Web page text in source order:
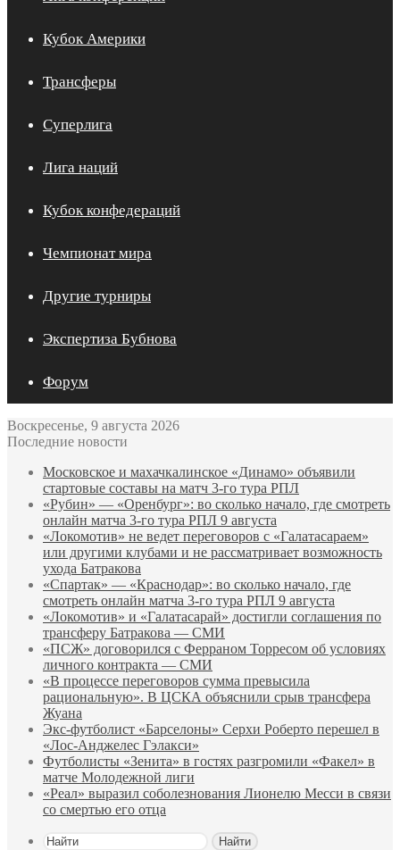
Кубок Америки
Трансферы
Суперлига
Лига наций
Кубок конфедераций
Чемпионат мира
Другие турниры
Экспертиза Бубнова
Форум
Воскресенье, 9 августа 2026
Последние новости
Московское и махачкалинское «Динамо» объявили
стартовые составы на матч 3‑го тура РПЛ
«Рубин» — «Оренбург»: во сколько начало, где смотреть
онлайн матча 3‑го тура РПЛ 9 августа
«Локомотив» не ведет переговоров с «Галатасараем»
или другими клубами и не рассматривает возможность
ухода Батракова
«Спартак» — «Краснодар»: во сколько начало, где
смотреть онлайн матча 3‑го тура РПЛ 9 августа
«Локомотив» и «Галатасарай» достигли соглашения по
трансферу Батракова — СМИ
«ПСЖ» договорился с Ферраном Торресом об условиях
личного контракта — СМИ
«В процессе переговоров сумма превысила
рациональную». В ЦСКА объяснили срыв трансфера
Жуана
Экс‑футболист «Барселоны» Серхи Роберто перешел в
«Лос‑Анджелес Гэлакси»
Футболисты «Зенита» в гостях разгромили «Факел» в
матче Молодежной лиги
«Реал» выразил соболезнования Лионелю Месси в связи
со смертью его отца
Найти